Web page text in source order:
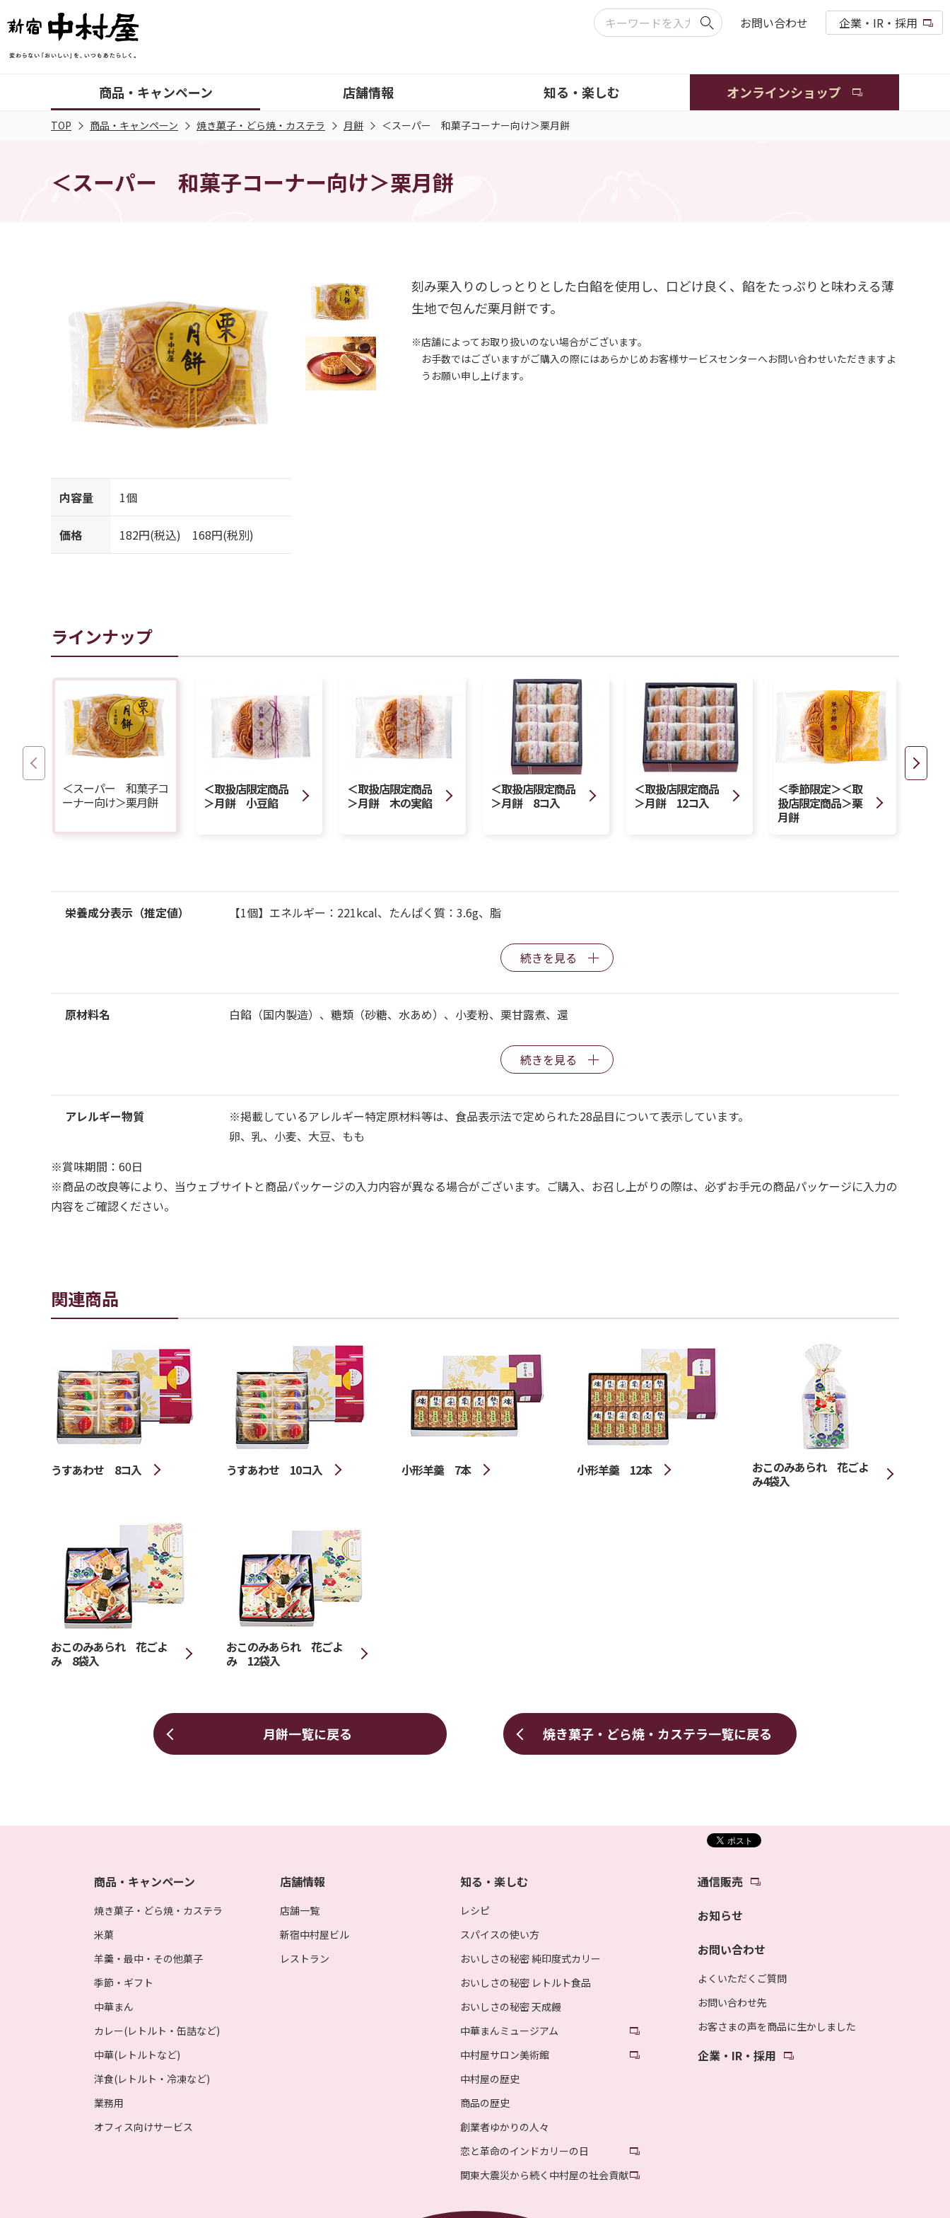
お問い合わせ 企業・IR・採用
商品・キャンペーン 店舗情報 知る・楽しむ オンラインショップ
TOP 商品・キャンペーン 焼き菓子・どら焼・カステラ 月餅 ＜スーパー 和菓子コーナー向け＞栗月餅
＜スーパー 和菓子コーナー向け＞栗月餅
内容量 1個
価格 182円(税込) 168円(税別)
刻み栗入りのしっとりとした白餡を使用し、口どけ良く、餡をたっぷりと味わえる薄
生地で包んだ栗月餅です。
※店舗によってお取り扱いのない場合がございます。
お手数ではございますがご購入の際にはあらかじめお客様サービスセンターへお問い合わせいただきますよ
うお願い申し上げます。
ラインナップ
＜スーパー 和菓子コ
ーナー向け＞栗月餅
＜取扱店限定商品
＞月餅 小豆餡
＜取扱店限定商品
＞月餅 木の実餡
＜取扱店限定商品
＞月餅 8コ入
＜取扱店限定商品
＞月餅 12コ入
＜季節限定＞＜取
扱店限定商品＞栗
月餅
栄養成分表示（推定値） 【1個】エネルギー：221kcal、たんぱく質：3.6g、脂
続きを見る
原材料名 白餡（国内製造）、糖類（砂糖、水あめ）、小麦粉、栗甘露煮、還
続きを見る
アレルギー物質
※掲載しているアレルギー特定原材料等は、食品表示法で定められた28品目について表示しています。
卵、乳、小麦、大豆、もも
※賞味期間：60日
※商品の改良等により、当ウェブサイトと商品パッケージの入力内容が異なる場合がございます。ご購入、お召し上がりの際は、必ずお手元の商品パッケージに入力の
内容をご確認ください。
関連商品
うすあわせ 8コ入 うすあわせ 10コ入 小形羊羹 7本 小形羊羹 12本
おこのみあられ 花ごよ
み4袋入
おこのみあられ 花ごよ
み 8袋入
おこのみあられ 花ごよ
み 12袋入
月餅一覧に戻る 焼き菓子・どら焼・カステラ一覧に戻る
商品・キャンペーン
焼き菓子・どら焼・カステラ
米菓
羊羹・最中・その他菓子
季節・ギフト
中華まん
カレー(レトルト・缶詰など)
中華(レトルトなど)
洋食(レトルト・冷凍など)
業務用
オフィス向けサービス
店舗情報
店舗一覧
新宿中村屋ビル
レストラン
知る・楽しむ
レシピ
スパイスの使い方
おいしさの秘密 純印度式カリー
おいしさの秘密 レトルト食品
おいしさの秘密 天成饅
中華まんミュージアム
中村屋サロン美術館
中村屋の歴史
商品の歴史
創業者ゆかりの人々
恋と革命のインドカリーの日
関東大震災から続く中村屋の社会貢献
通信販売
お知らせ
お問い合わせ
よくいただくご質問
お問い合わせ先
お客さまの声を商品に生かしました
企業・IR・採用